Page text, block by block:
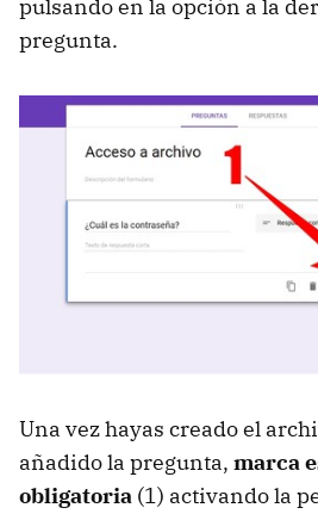
pulsando en la opción a la
pregunta.
Una vez hayas creado el
añadido la pregunta, marca
obligatoria (1) activando la